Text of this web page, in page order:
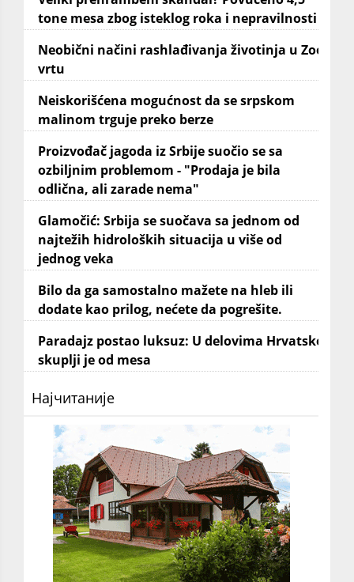
tone mesa zbog isteklog roka i nepravilnosti
Neobični načini rashlađivanja životinja u Zoo
vrtu
Neiskorišćena mogućnost da se srpskom
malinom trguje preko berze
Proizvođač jagoda iz Srbije suočio se sa
ozbiljnim problemom - "Prodaja je bila
odlična, ali zarade nema"
Glamočić: Srbija se suočava sa jednom od
najtežih hidroloških situacija u više od
jednog veka
Bilo da ga samostalno mažete na hleb ili
dodate kao prilog, nećete da pogrešite.
Paradajz postao luksuz: U delovima Hrvatske
skuplji je od mesa
Најчитаније